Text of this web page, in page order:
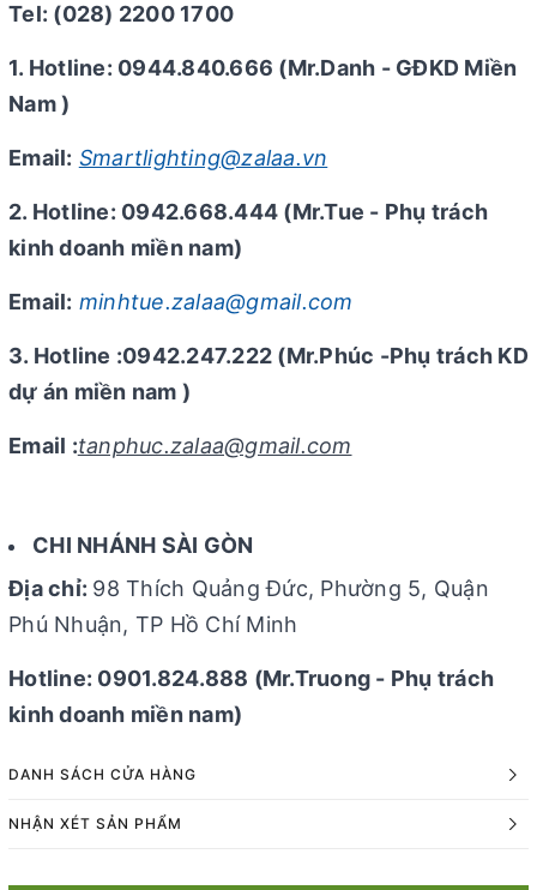
Tel: (028) 2200 1700
1. Hotline: 0944.840.666 (Mr.Danh - GĐKD Miền
Nam )
Email: Smartlighting@zalaa.vn
2. Hotline: 0942.668.444 (Mr.Tue - Phụ trách
kinh doanh miền nam)
Email: minhtue.zalaa@gmail.com
3. Hotline :0942.247.222 (Mr.Phúc -Phụ trách KD
dự án miền nam )
Email :tanphuc.zalaa@gmail.com
CHI NHÁNH SÀI GÒN
Địa chỉ: 98 Thích Quảng Đức, Phường 5, Quận
Phú Nhuận, TP Hồ Chí Minh
Hotline: 0901.824.888 (Mr.Truong - Phụ trách
kinh doanh miền nam)
DANH SÁCH CỬA HÀNG
NHẬN XÉT SẢN PHẨM